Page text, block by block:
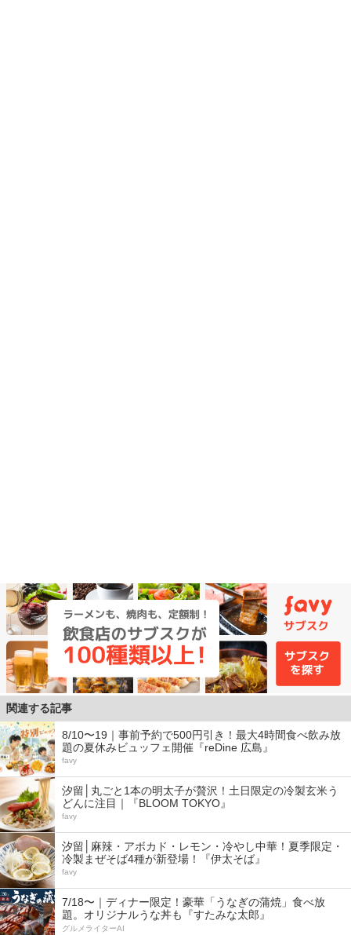
関連する記事
8/10〜19｜事前予約で500円引き！最大4時間食べ飲み放
題の夏休みビュッフェ開催『reDine 広島』
favy
汐留│丸ごと1本の明太子が贅沢！土日限定の冷製玄米う
どんに注目｜『BLOOM TOKYO』
favy
汐留│麻辣・アボカド・レモン・冷やし中華！夏季限定・
冷製まぜそば4種が新登場！『伊太そば』
favy
7/18〜｜ディナー限定！豪華「うなぎの蒲焼」食べ放
題。オリジナルうな丼も『すたみな太郎』
グルメライターAI